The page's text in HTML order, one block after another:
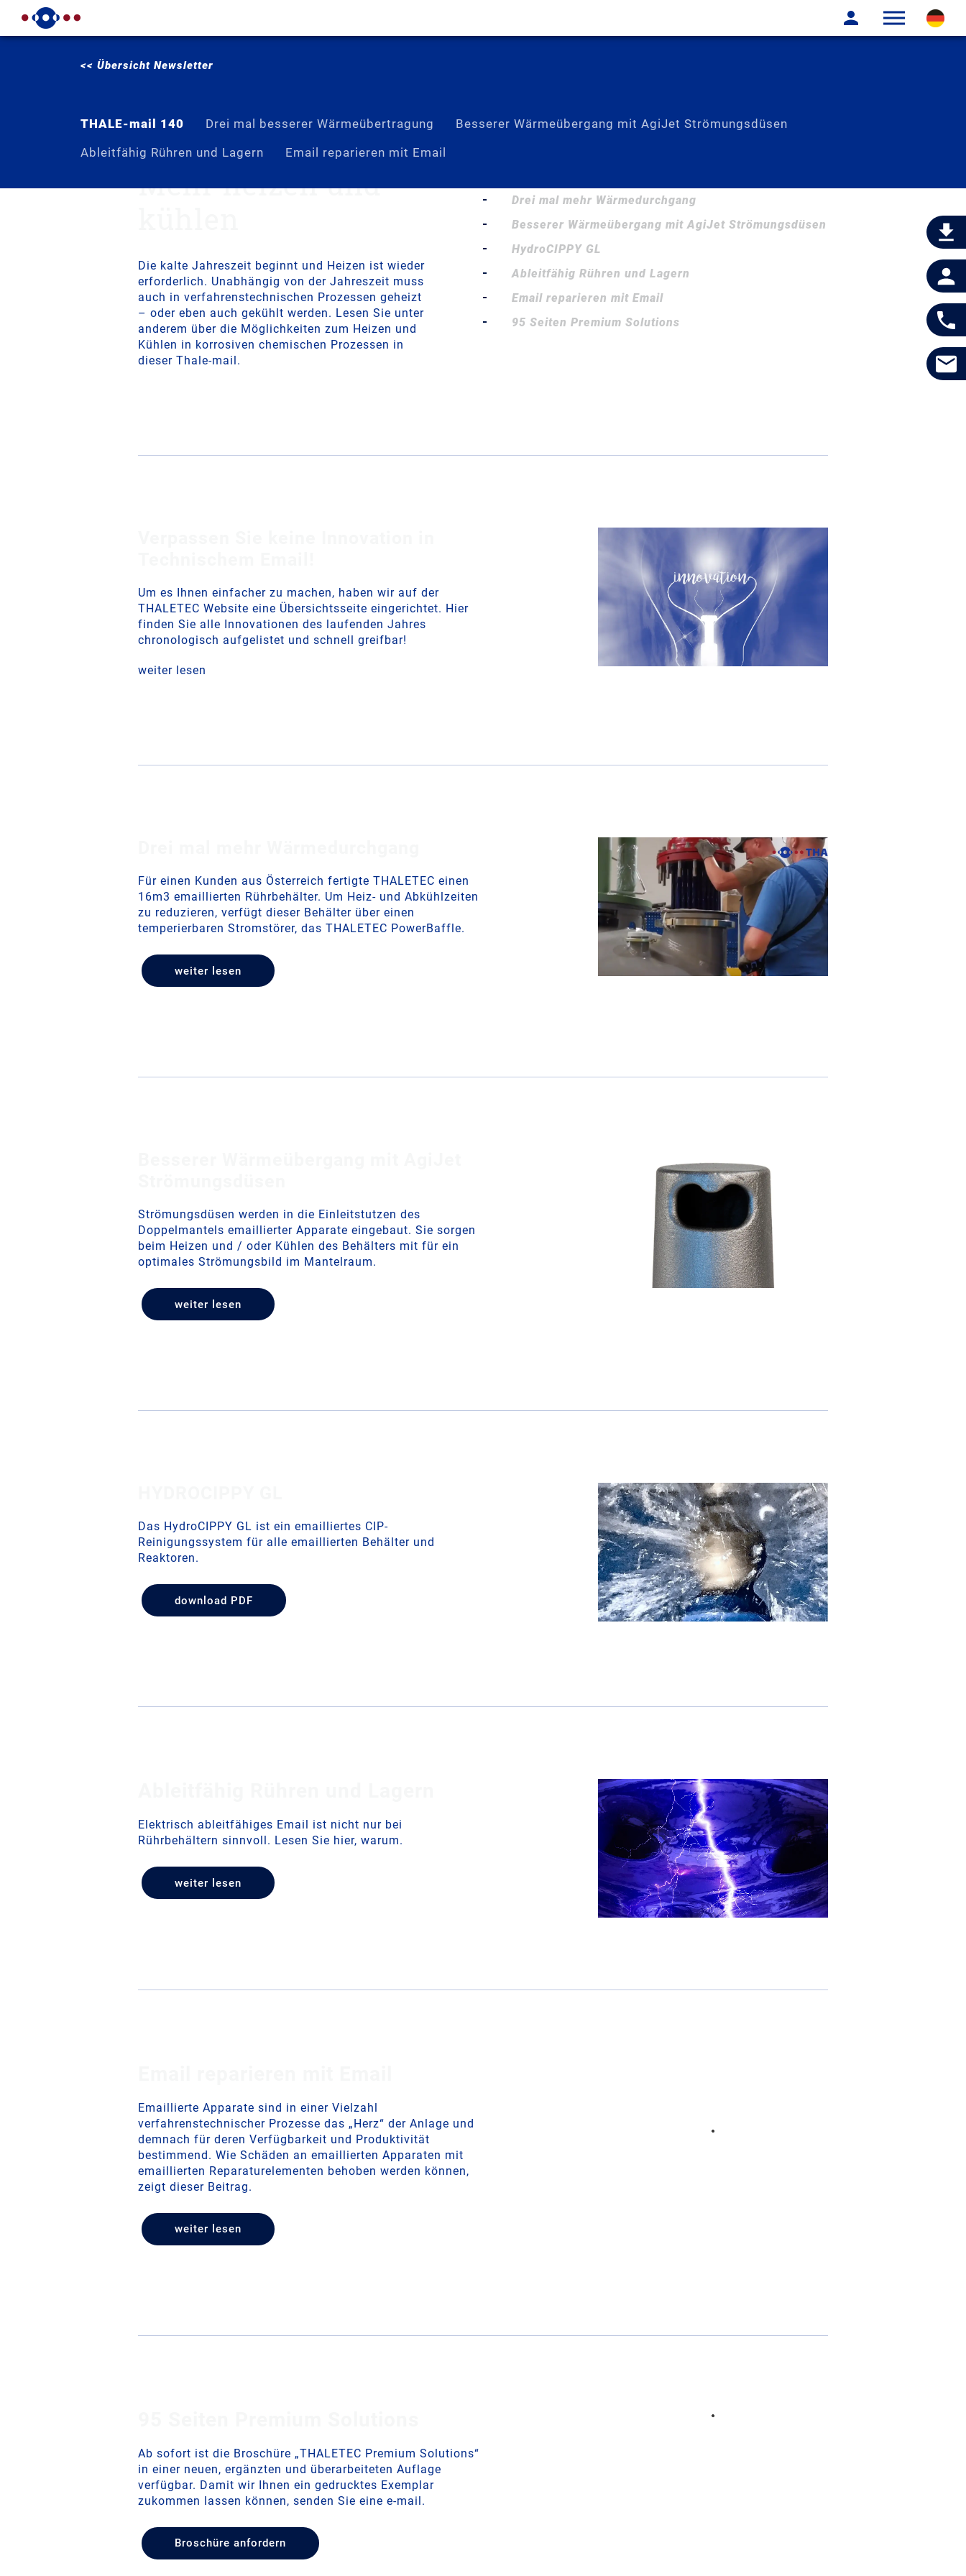
<< Übersicht Newsletter
THALE-mail 140 Drei mal besserer Wärmeübertragung
Besserer Wärmeübergang mit AgiJet Strömungsdüsen
Ableitfähig Rühren und Lagern
Email reparieren mit Email
Mehr heizen und
Die kalte Jahreszeit beginnt und Heizen ist wieder
erforderlich. Unabhängig von der Jahreszeit muss
auch in verfahrenstechnischen Prozessen geheizt
– oder eben auch gekühlt werden. Lesen Sie unter
anderem über die Möglichkeiten zum Heizen und
Kühlen in korrosiven chemischen Prozessen in
dieser Thale-mail.
Drei mal mehr Wärmedurchgang
Besserer Wärmeübergang mit AgiJet Strömungsdüsen
HydroCIPPY GL
Ableitfähig Rühren und Lagern
Email reparieren mit Email
95 Seiten Premium Solutions
Um es Ihnen einfacher zu machen, haben wir auf der
THALETEC Website eine Übersichtsseite eingerichtet. Hier
finden Sie alle Innovationen des laufenden Jahres
chronologisch aufgelistet und schnell greifbar!
weiter lesen
Für einen Kunden aus Österreich fertigte THALETEC einen
16m3 emaillierten Rührbehälter. Um Heiz‑ und Abkühlzeiten
zu reduzieren, verfügt dieser Behälter über einen
temperierbaren Stromstörer, das THALETEC PowerBaffle.
weiter lesen
Strömungsdüsen werden in die Einleitstutzen des
Doppelmantels emaillierter Apparate eingebaut. Sie sorgen
beim Heizen und / oder Kühlen des Behälters mit für ein
optimales Strömungsbild im Mantelraum.
weiter lesen
Das HydroCIPPY GL ist ein emailliertes CIP-
Reinigungssystem für alle emaillierten Behälter und
Reaktoren.
download PDF
Elektrisch ableitfähiges Email ist nicht nur bei
Rührbehältern sinnvoll. Lesen Sie hier, warum.
weiter lesen
Emaillierte Apparate sind in einer Vielzahl
verfahrenstechnischer Prozesse das „Herz“ der Anlage und
demnach für deren Verfügbarkeit und Produktivität
bestimmend. Wie Schäden an emaillierten Apparaten mit
emaillierten Reparaturelementen behoben werden können,
zeigt dieser Beitrag.
weiter lesen
Ab sofort ist die Broschüre „THALETEC Premium Solutions“
in einer neuen, ergänzten und überarbeiteten Auflage
verfügbar. Damit wir Ihnen ein gedrucktes Exemplar
zukommen lassen können, senden Sie eine e-mail.
Broschüre anfordern